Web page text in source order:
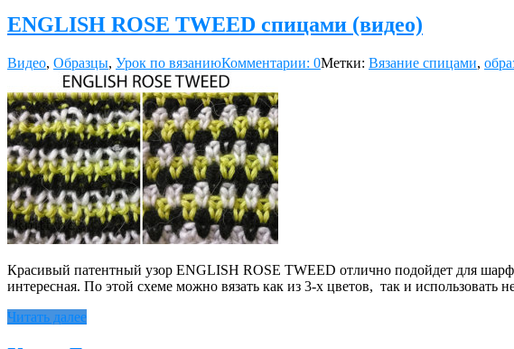
ENGLISH ROSE TWEED спицами (видео)
Видео, Образцы, Урок по вязаниюКомментарии: 0Метки: Вязание спицами,
Красивый патентный узор ENGLISH ROSE TWEED отлично подойдет для
интересная. По этой схеме можно вязать как из 3-х цветов, так и
Читать далее